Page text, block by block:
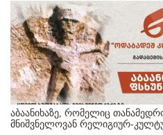
აბაანიხაზე, რომელიც
მნიშვნელოვან რელიგიურ-